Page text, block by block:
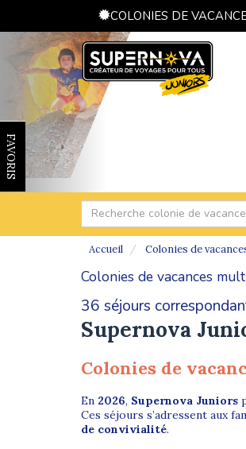
COLONIES DE
FAVORIS
Accueil Colonies de
Colonies de vacances
36 séjours
Supernova
Colonies de
En 2026, Supernova Juniors
Ces séjours s’adressent aux
de convivialité.